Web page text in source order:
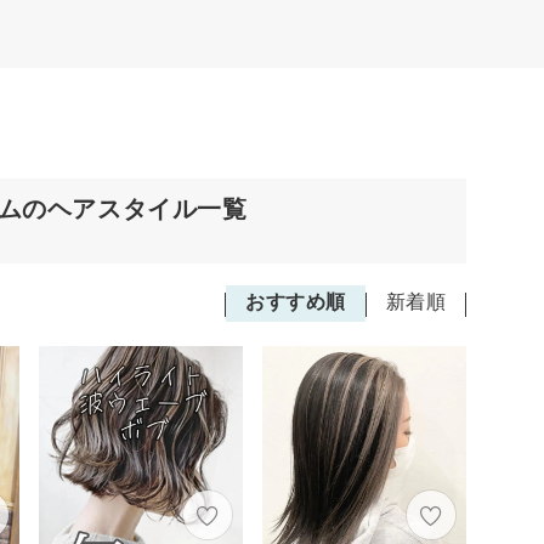
のヘアスタイル一覧
おすすめ順 新着順